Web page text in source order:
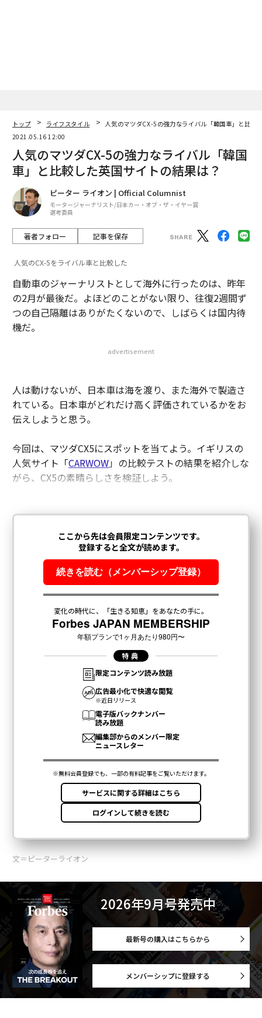
トップ ライフスタイル
人気のマツダCX-5の強力なライバル「韓国車」と比較
2021.05.16 12:00
人気のマツダCX-5の強力なライバル「韓国
車」と比較した英国サイトの結果は？
ピーター ライオン | Official Columnist
モータージャーナリスト/日本カー・オブ・ザ・イヤー賞
選考委員
著者フォロー 記事を保存
人気のCX-5をライバル車と比較した
自動車のジャーナリストとして海外に行ったのは、昨年
の2月が最後だ。よほどのことがない限り、往復2週間ず
つの自己隔離はありがたくないので、しばらくは国内待
機だ。
advertisement
人は動けないが、日本車は海を渡り、また海外で製造さ
れている。日本車がどれだけ高く評価されているかをお
伝えしようと思う。
今回は、マツダCX5にスポットを当てよう。イギリスの
人気サイト「CARWOW」の比較テストの結果を紹介しな
がら、CX5の素晴らしさを検証しよう。
文＝ピーターライオン
2026年9月号発売中
最新号の購入はこちらから
メンバーシップに登録する